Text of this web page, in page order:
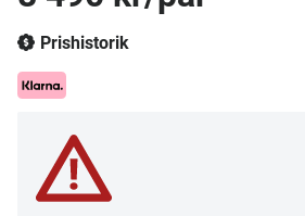
Prishistorik